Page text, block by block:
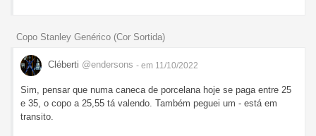
Copo Stanley Genérico (Cor Sortida)
Cléberti @endersons - em 11/10/2022
Sim, pensar que numa caneca de porcelana hoje se paga entre 25
e 35, o copo a 25,55 tá valendo. Também peguei um - está em
transito.